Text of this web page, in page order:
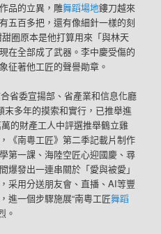
品的立異，雕舞蹈場地鏤刀越來
五百多把，還有像細針一樣的刻
圈原本是他打算用來「與林天
在全部成了武器。李中慶受傷的
征著他工匠的聲譽勛章。
省委宣揚部、省產業和信息化廳
末多年的摸索和實行，已推舉進
的財產工人中評選推舉鶴立雞
《南粵工匠》第二季記載片制作
第一課、海陸空匠心迎國慶、尋
爆發出一連串關於「愛與被愛」
采用分送朋友會、直播、AI等豐
進一個步驟施展“南粵工匠舞蹈
。